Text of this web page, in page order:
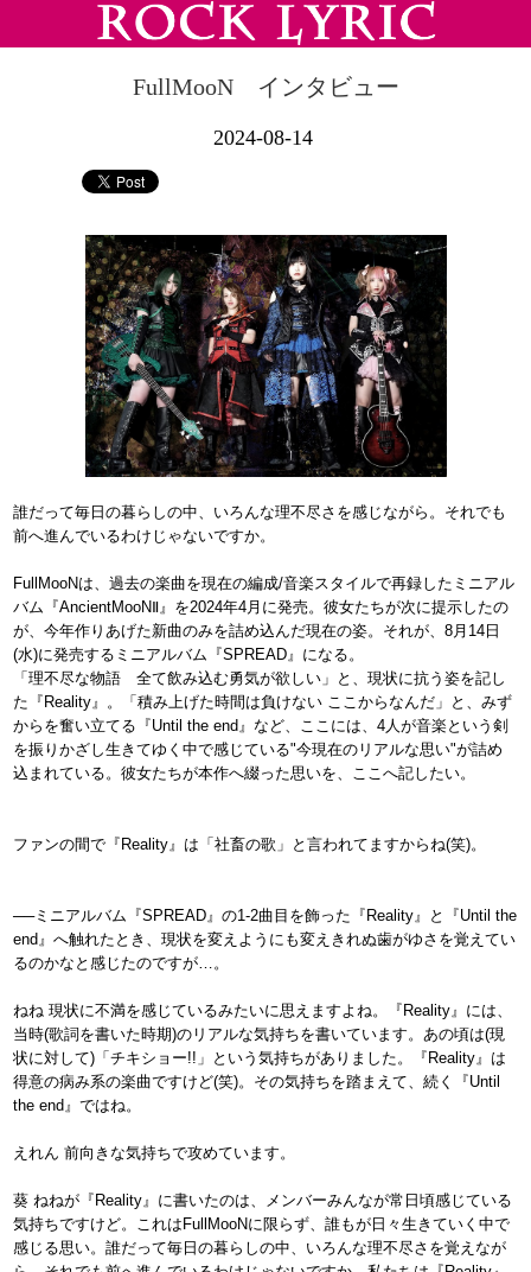
FullMooN インタビュー
2024-08-14
誰だって毎日の暮らしの中、いろんな理不尽さを感じながら。それでも
前へ進んでいるわけじゃないですか。
FullMooNは、過去の楽曲を現在の編成/音楽スタイルで再録したミニアル
バム『AncientMooNⅡ』を2024年4月に発売。彼女たちが次に提示したの
が、今年作りあげた新曲のみを詰め込んだ現在の姿。それが、8月14日
(水)に発売するミニアルバム『SPREAD』になる。
「理不尽な物語 全て飲み込む勇気が欲しい」と、現状に抗う姿を記し
た『Reality』。「積み上げた時間は負けない ここからなんだ」と、みず
からを奮い立てる『Until the end』など、ここには、4人が音楽という剣
を振りかざし生きてゆく中で感じている"今現在のリアルな思い"が詰め
込まれている。彼女たちが本作へ綴った思いを、ここへ記したい。
ファンの間で『Reality』は「社畜の歌」と言われてますからね(笑)。
──ミニアルバム『SPREAD』の1-2曲目を飾った『Reality』と『Until the
end』へ触れたとき、現状を変えようにも変えきれぬ歯がゆさを覚えてい
るのかなと感じたのですが…。
ねね 現状に不満を感じているみたいに思えますよね。『Reality』には、
当時(歌詞を書いた時期)のリアルな気持ちを書いています。あの頃は(現
状に対して)「チキショー!!」という気持ちがありました。『Reality』は
得意の病み系の楽曲ですけど(笑)。その気持ちを踏まえて、続く『Until
the end』ではね。
えれん 前向きな気持ちで攻めています。
葵 ねねが『Reality』に書いたのは、メンバーみんなが常日頃感じている
気持ちですけど。これはFullMooNに限らず、誰もが日々生きていく中で
感じる思い。誰だって毎日の暮らしの中、いろんな理不尽さを覚えなが